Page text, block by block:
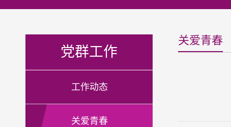
党群工作
工作动态
关爱青春
关爱青春